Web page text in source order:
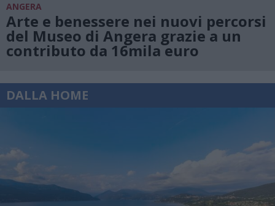
ANGERA
Arte e benessere nei nuovi percorsi
del Museo di Angera grazie a un
contributo da 16mila euro
DALLA HOME